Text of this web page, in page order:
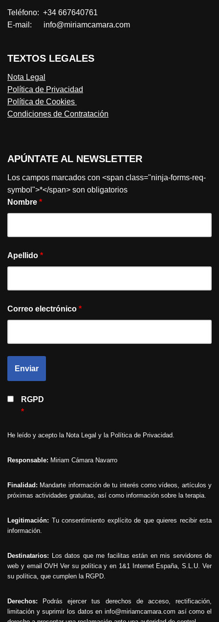
Teléfono: +34 667640761
E-mail: info@miriamcamara.com
TEXTOS LEGALES
Nota Legal
Política de Privacidad
Política de Cookies
Condiciones de Contratación
APÚNTATE AL NEWSLETTER
Los campos marcados con <span class="ninja-forms-req-
symbol">*</span> son obligatorios
Nombre *
Apellido *
Correo electrónico *
RGPD
*
He leído y acepto la Nota Legal y la Política de Privacidad.
Responsable: Miriam Cámara Navarro
Finalidad: Mandarte información de tu interés como vídeos, artículos y
próximas actividades gratuitas, así como información sobre la terapia.
Legitimación: Tu consentimiento explícito de que quieres recibir esta
información.
Destinatarios: Los datos que me facilitas están en mis servidores de
web y email OVHVer su políticay en 1&1 Internet España, S.L.U.Ver
su política, que cumplen la RGPD.
Derechos: Podrás ejercer tus derechos de acceso, rectificación,
limitación y suprimir los datos en info@miriamcamara.com así como el